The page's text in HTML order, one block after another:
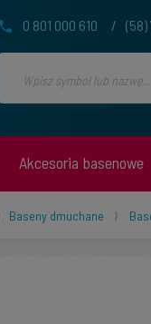
0 801 000 610 / (58)
Akcesoria basenowe
Baseny dmuchane